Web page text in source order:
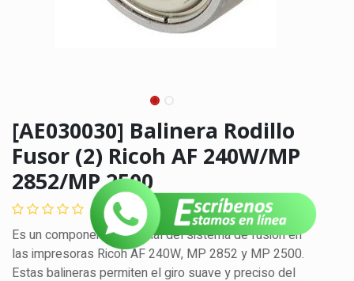
[AE030030] Balinera Rodillo
Fusor (2) Ricoh AF 240W/MP
2852/MP 2500
(0 reseña)
Es un componente esencial del sistema de fusión en
las impresoras Ricoh AF 240W, MP 2852 y MP 2500.
Estas balineras permiten el giro suave y preciso del